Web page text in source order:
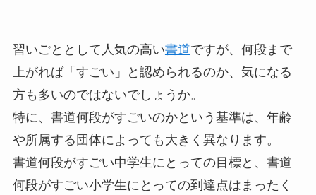
習いごととして人気の高い書道ですが、何段まで
上がれば「すごい」と認められるのか、気になる
方も多いのではないでしょうか。
特に、書道何段がすごいのかという基準は、年齢
や所属する団体によっても大きく異なります。
書道何段がすごい中学生にとっての目標と、書道
何段がすごい小学生にとっての到達点はまったく